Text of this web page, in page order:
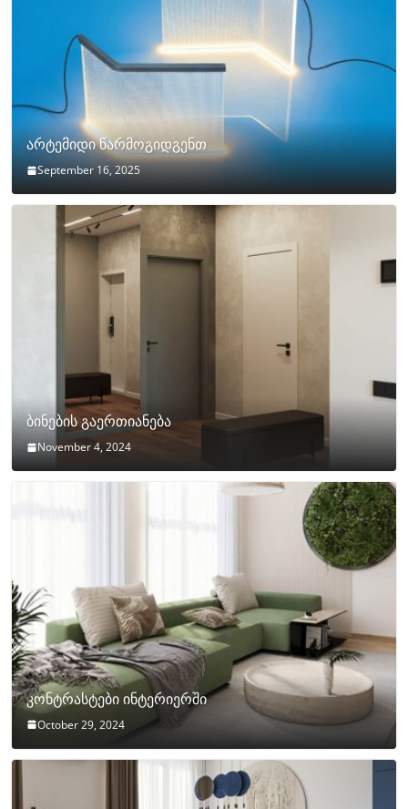
არტემიდი წარმოგიდგენთ
September 16, 2025
ბინების გაერთიანება
November 4, 2024
კონტრასტები ინტერიერში
October 29, 2024